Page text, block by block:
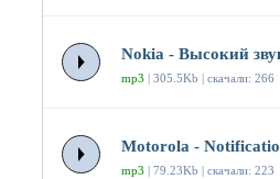
Nokia - Высокий
mp3 | 305.5Kb | скачали: 266
Motorola -
mp3 | 79.23Kb | скачали: 223